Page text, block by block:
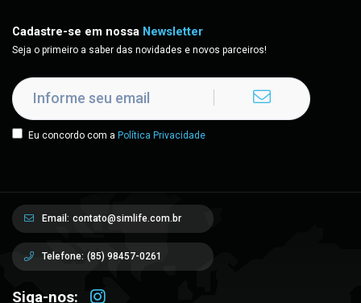
Cadastre-se em nossa Newsletter
Seja o primeiro a saber das novidades e novos parceiros!
Eu concordo com a Política Privacidade
Email: contato@simlife.com.br
Telefone: (85) 98457-0261
Siga-nos: